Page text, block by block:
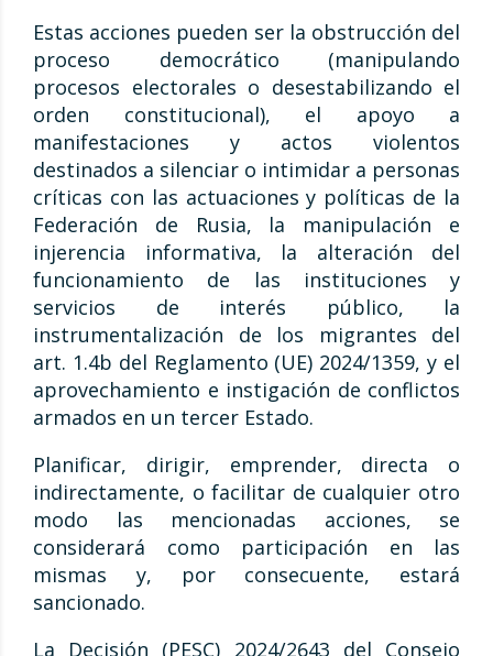
Estas acciones pueden ser la obstrucción del
proceso democrático (manipulando
procesos electorales o desestabilizando el
orden constitucional), el apoyo a
manifestaciones y actos violentos
destinados a silenciar o intimidar a personas
críticas con las actuaciones y políticas de la
Federación de Rusia, la manipulación e
injerencia informativa, la alteración del
funcionamiento de las instituciones y
servicios de interés público, la
instrumentalización de los migrantes del
art. 1.4b del Reglamento (UE) 2024/1359, y el
aprovechamiento e instigación de conflictos
armados en un tercer Estado.
Planificar, dirigir, emprender, directa o
indirectamente, o facilitar de cualquier otro
modo las mencionadas acciones, se
considerará como participación en las
mismas y, por consecuente, estará
sancionado.
La Decisión (PESC) 2024/2643 del Consejo